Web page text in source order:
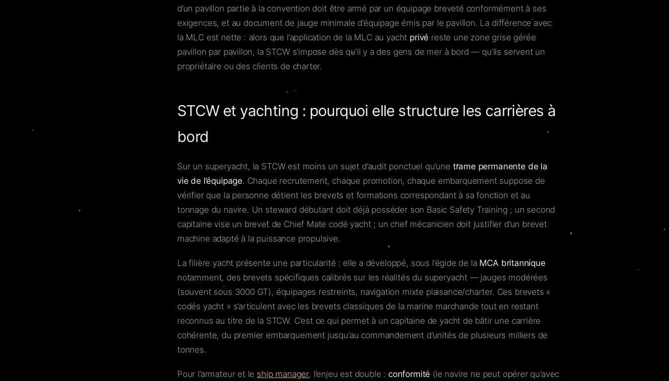
d’un pavillon partie à la convention doit être armé par un équipage breveté conformément à ses
exigences, et au document de jauge minimale d’équipage émis par le pavillon. La différence avec
la MLC est nette : alors que l’application de la MLC au yacht privé reste une zone grise gérée
pavillon par pavillon, la STCW s’impose dès qu’il y a des gens de mer à bord — qu’ils servent un
propriétaire ou des clients de charter.
STCW et yachting : pourquoi elle structure les carrières à
bord
Sur un superyacht, la STCW est moins un sujet d’audit ponctuel qu’une trame permanente de la
vie de l’équipage. Chaque recrutement, chaque promotion, chaque embarquement suppose de
vérifier que la personne détient les brevets et formations correspondant à sa fonction et au
tonnage du navire. Un steward débutant doit déjà posséder son Basic Safety Training ; un second
capitaine vise un brevet de Chief Mate codé yacht ; un chef mécanicien doit justifier d’un brevet
machine adapté à la puissance propulsive.
La filière yacht présente une particularité : elle a développé, sous l’égide de la MCA britannique
notamment, des brevets spécifiques calibrés sur les réalités du superyacht — jauges modérées
(souvent sous 3000 GT), équipages restreints, navigation mixte plaisance/charter. Ces brevets «
codés yacht » s’articulent avec les brevets classiques de la marine marchande tout en restant
reconnus au titre de la STCW. C’est ce qui permet à un capitaine de yacht de bâtir une carrière
cohérente, du premier embarquement jusqu’au commandement d’unités de plusieurs milliers de
tonnes.
Pour l’armateur et le ship manager, l’enjeu est double : conformité (le navire ne peut opérer qu’avec